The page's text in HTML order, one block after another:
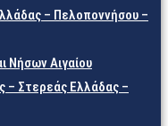
– Πελοποννήσου –
Νήσων Αιγαίου
– Στερεάς Ελλάδας –